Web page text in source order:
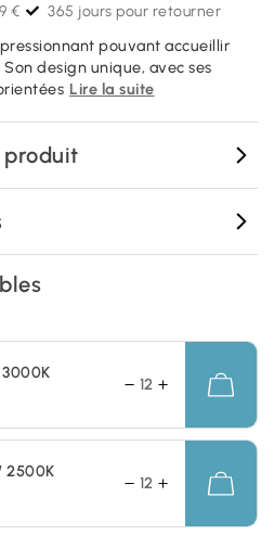
€ 365 jours pour retourner
pouvant accueillir
design unique, avec ses
Lire la suite
produit
2500K